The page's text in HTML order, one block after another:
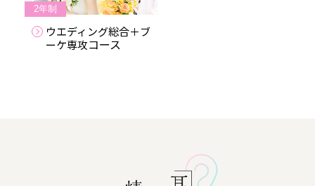
2年制
ウエディング総合＋ブ
ーケ専攻コース